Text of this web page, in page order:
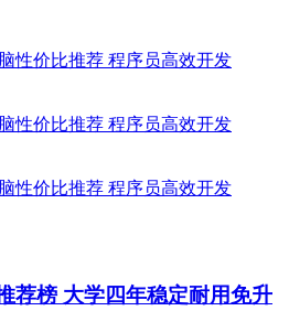
荐榜 大学四年稳定耐用免升